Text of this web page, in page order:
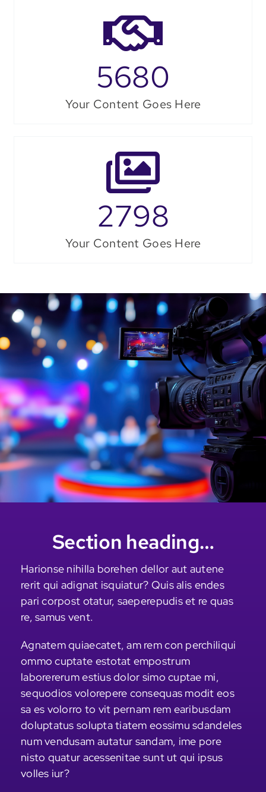
5680
Your Content Goes Here
2798
Your Content Goes Here
Section heading…
Harionse nihilla borehen dellor aut autene
rerit qui adignat isquiatur? Quis alis endes
pari corpost otatur, saeperepudis et re quas
re, samus vent.
Agnatem quiaecatet, am rem con perchiliqui
ommo cuptate estotat empostrum
laborererum estius dolor simo cuptae mi,
sequodios volorepere consequas modit eos
sa es volorro to vit pernam rem earibusdam
doluptatus solupta tiatem eossimu sdandeles
num vendusam autatur sandam, ime pore
nisto quatur acessenitae sunt ut qui ipsus
volles iur?